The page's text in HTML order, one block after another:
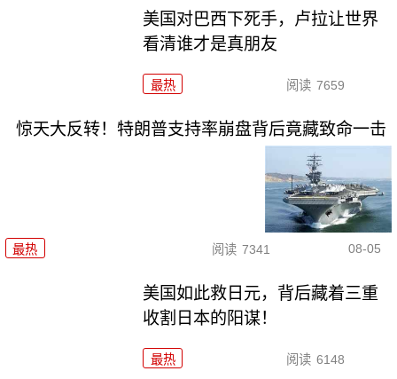
美国对巴西下死手，卢拉让世界
看清谁才是真朋友
最热 阅读 7659
惊天大反转！特朗普支持率崩盘背后竟藏致命一击
最热 阅读 7341 08-05
美国如此救日元，背后藏着三重
收割日本的阳谋！
最热 阅读 6148